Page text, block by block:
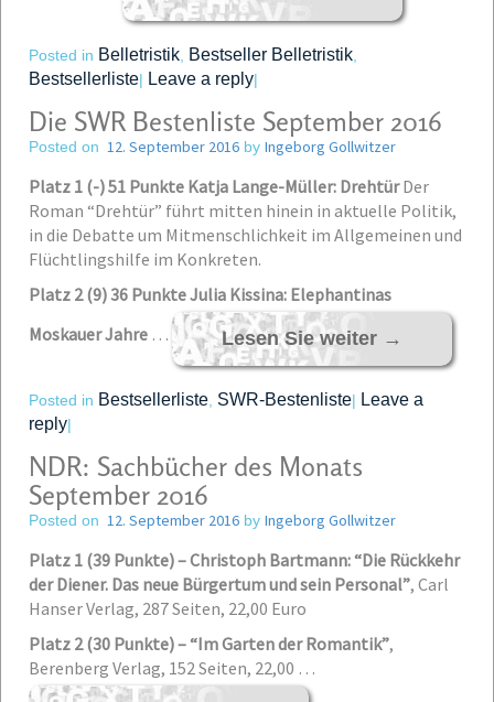
Posted in Belletristik Bestseller Belletristik
Bestsellerliste| Leave a reply|
Die SWR Bestenliste September 2016
Posted on 12. September 2016 by Ingeborg Gollwitzer
Platz 1 (-) 51 Punkte Katja Lange-Müller: DrehtürDer
Roman “Drehtür” führt mitten hinein in aktuelle Politik,
in die Debatte um Mitmenschlichkeit im Allgemeinen und
Flüchtlingshilfe im Konkreten.
Platz 2 (9) 36 Punkte Julia Kissina: Elephantinas
Moskauer Jahre … Lesen Sie weiter →
Posted in Bestsellerliste SWR-Bestenliste| Leave a
reply|
NDR: Sachbücher des Monats
September 2016
Posted on 12. September 2016 by Ingeborg Gollwitzer
Platz 1 (39 Punkte) – Christoph Bartmann: “Die Rückkehr
der Diener. Das neue Bürgertum und sein Personal”, Carl
Hanser Verlag, 287 Seiten, 22,00 Euro
Platz 2 (30 Punkte) – “Im Garten der Romantik”,
Berenberg Verlag, 152 Seiten, 22,00 …